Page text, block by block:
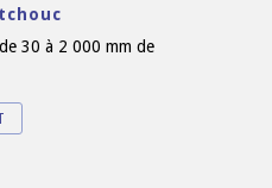
30 à 2 000 mm de